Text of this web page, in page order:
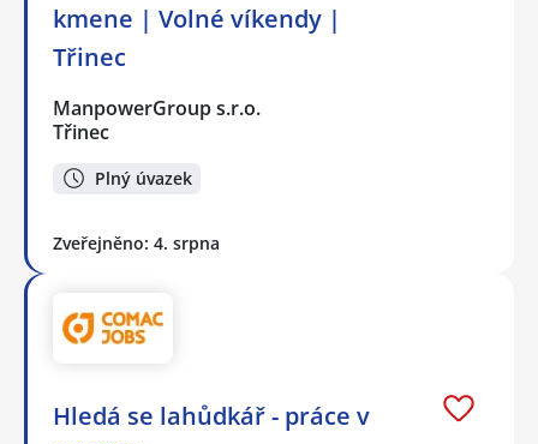
kmene | Volné víkendy |
Třinec
ManpowerGroup s.r.o.
Třinec
Plný úvazek
Zveřejněno: 4. srpna
Hledá se lahůdkář - práce v